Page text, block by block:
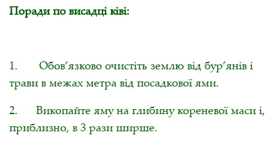
Поради по висадці ківі:
1. Обов’язково очистіть землю від бур’янів і
трави в межах метра від посадкової ями.
2. Викопайте яму на глибину кореневої маси і,
приблизно, в 3 рази ширше.